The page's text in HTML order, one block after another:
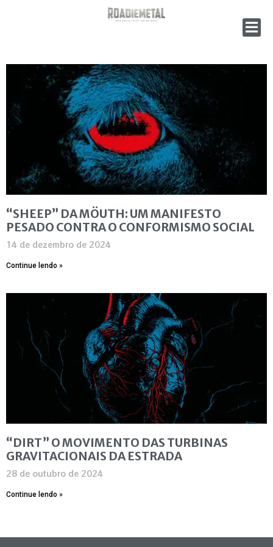
“SHEEP” DA MÖUTH: UM MANIFESTO
PESADO CONTRA O CONFORMISMO SOCIAL
14 de dezembro de 2024
Continue lendo »
“DIRT” O MOVIMENTO DAS TURBINAS
GRAVITACIONAIS DA ESTRADA
28 de outubro de 2024
Continue lendo »